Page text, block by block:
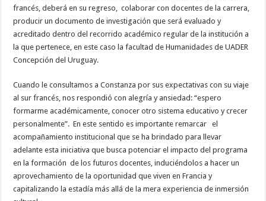
francés, deberá en su regreso, colaborar con docentes de la carrera,
producir un documento de investigación que será evaluado y
acreditado dentro del recorrido académico regular de la institución a
la que pertenece, en este caso la facultad de Humanidades de UADER
Concepción del Uruguay.
Cuando le consultamos a Constanza por sus expectativas con su viaje
al sur francés, nos respondió con alegría y ansiedad: “espero
formarme académicamente, conocer otro sistema educativo y crecer
personalmente”. En este sentido es importante remarcar el
acompañamiento institucional que se ha brindado para llevar
adelante esta iniciativa que busca potenciar el impacto del programa
en la formación de los futuros docentes, induciéndolos a hacer un
aprovechamiento de la oportunidad que viven en Francia y
capitalizando la estadía más allá de la mera experiencia de inmersión